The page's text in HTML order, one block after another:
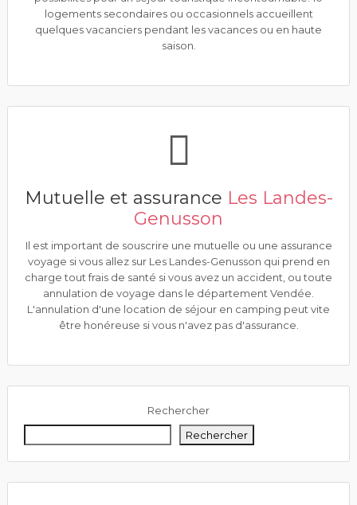
logements secondaires ou occasionnels accueillent
quelques vacanciers pendant les vacances ou en haute
saison.
Mutuelle et assurance Les Landes-
Genusson
Il est important de souscrire une mutuelle ou une assurance
voyage si vous allez sur Les Landes-Genusson qui prend en
charge tout frais de santé si vous avez un accident, ou toute
annulation de voyage dans le département Vendée.
L'annulation d'une location de séjour en camping peut vite
être honéreuse si vous n'avez pas d'assurance.
Rechercher
Rechercher